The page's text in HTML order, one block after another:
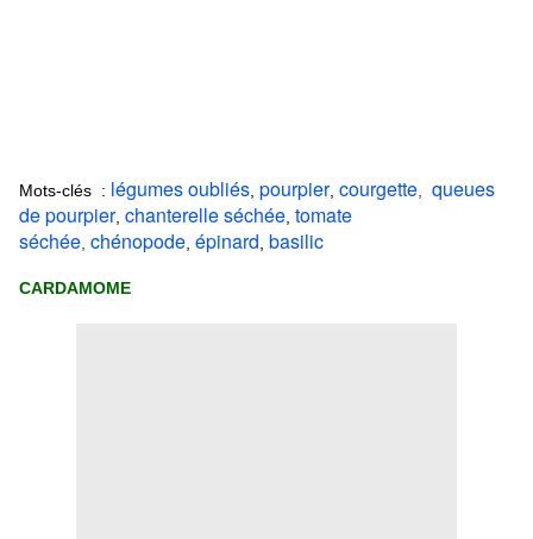
Mots-clés : légumes oubliés pourpier courgette queues
de pourpier chanterelle séchée tomate
séchée chénopode épinard basilic
CARDAMOME